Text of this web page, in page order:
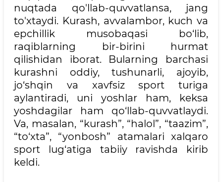
nuqtada qo'llab-quvvatlansa, jang
to'xtaydi. Kurash, avvalambor, kuch va
epchillik musobaqasi bo‘lib,
raqiblarning bir-birini hurmat
qilishidan iborat. Bularning barchasi
kurashni oddiy, tushunarli, ajoyib,
jo‘shqin va xavfsiz sport turiga
aylantiradi, uni yoshlar ham, keksa
yoshdagilar ham qo‘llab-quvvatlaydi.
Va, masalan, “kurash”, “halol”, “taazim”,
“to‘xta”, “yonbosh” atamalari xalqaro
sport lug‘atiga tabiiy ravishda kirib
keldi.